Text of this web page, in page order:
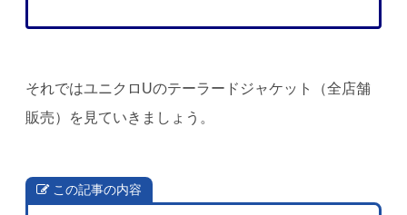
それではユニクロUのテーラードジャケット（全店舗
販売）を見ていきましょう。
この記事の内容